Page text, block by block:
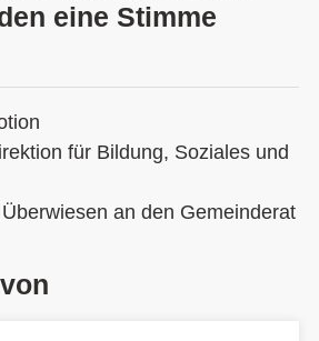
eine Stimme
für Bildung, Soziales und
Überwiesen an den Gemeinderat